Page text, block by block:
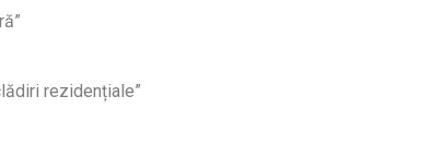
rezidențiale”